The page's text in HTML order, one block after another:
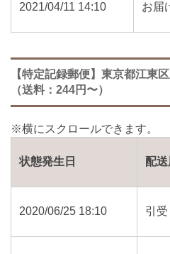
2021/04/11 14:10 お届
【特定記録郵便】東京都江東
（送料：244円〜）
状態発生日 配
2020/06/25 18:10 引受